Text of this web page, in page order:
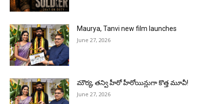
Maurya, Tanvi new film launches
June 27, 2026
మౌర్య‌, త‌న్వి హీరో హీరోయిన్లుగా కొత్త మూవీ!
June 27, 2026